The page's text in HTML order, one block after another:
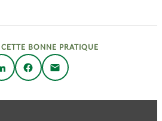
CETTE BONNE PRATIQUE